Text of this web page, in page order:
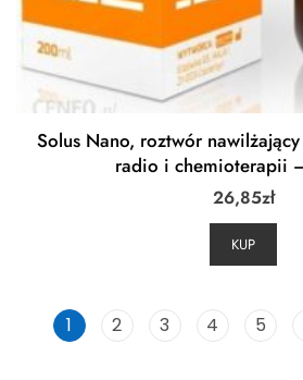
Solus Nano, roztwór
radio i chemioterapii
26,85zł
KUP
1 2 3 4 5